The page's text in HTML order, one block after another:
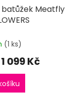
Meatfly
(1 ks)
1 099 Kč